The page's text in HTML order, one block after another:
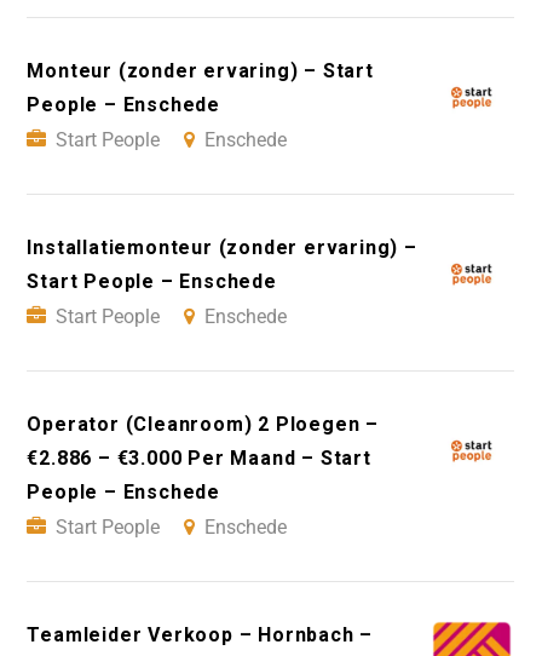
Monteur (zonder ervaring) – Start
People – Enschede
Start People
Enschede
Installatiemonteur (zonder ervaring) –
Start People – Enschede
Start People
Enschede
Operator (Cleanroom) 2 Ploegen –
€2.886 – €3.000 Per Maand – Start
People – Enschede
Start People
Enschede
Teamleider Verkoop – Hornbach –